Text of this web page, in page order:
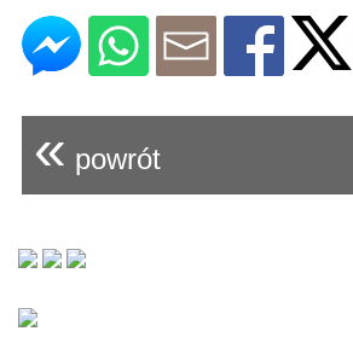
« powrót